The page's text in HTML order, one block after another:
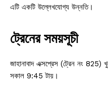
এটি একটি উল্লেখযোগ্য উন্নতি।
ট্রেনের সময়সূচী
জাহানাবাদ এক্সপ্রেস (ট্রেন নং 825)
সকাল 9:45 টায়।